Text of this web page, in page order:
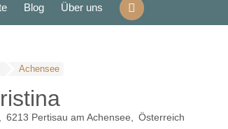
Blog Über uns
Achensee
6213 Pertisau am Achensee Österreich